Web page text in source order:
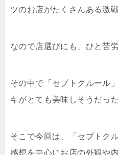
ツのお店がたくさんある激
なので店選びにも、ひと苦
その中で「セプトクルール
キがとても美味しそうだった
そこで今回は、「セプトク
感想を中心にお店の外観や